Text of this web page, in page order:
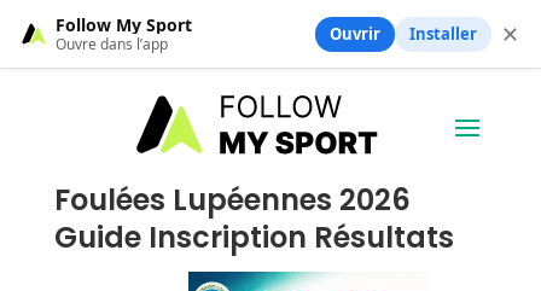
Foulées Lupéennes 2026
Guide Inscription Résultats
Follow My Sport
Ouvre dans l’app Ouvrir Installer ✕